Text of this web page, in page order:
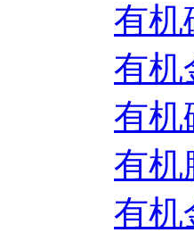
有机
有机
有机
有机
有机